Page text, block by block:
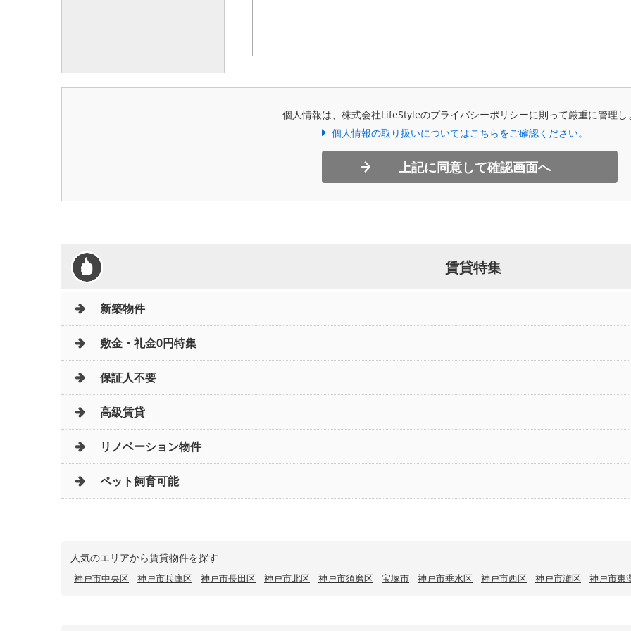
個人情報は、株式会社LifeStyleのプライバシーポリシーに則って厳重に管理し
個人情報の取り扱いについてはこちらをご確認ください。
上記に同意して確認画面へ
賃貸特集
新築物件
敷金・礼金0円特集
保証人不要
高級賃貸
リノベーション物件
ペット飼育可能
人気のエリアから賃貸物件を探す
神戸市中央区 神戸市兵庫区 神戸市長田区 神戸市北区 神戸市須磨区 宝塚市 神戸市垂水区 神戸市西区 神戸市灘区 神戸市東